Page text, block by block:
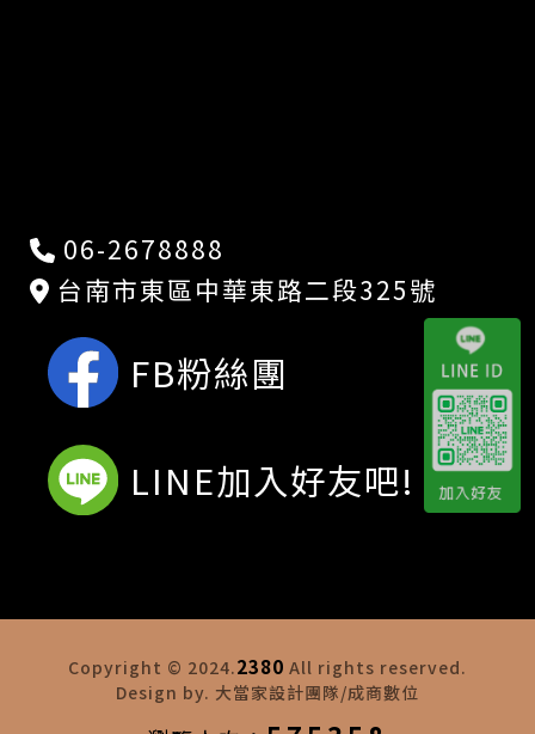
06-2678888
台南市東區中華東路二段325號
FB粉絲團
LINE加入好友吧!
Copyright © 2024.2380 All rights reserved.
Design by. 大當家設計團隊/成商數位